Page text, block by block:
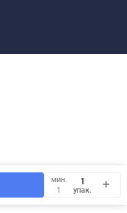
мин.
1
упак.
был лучше для
OK